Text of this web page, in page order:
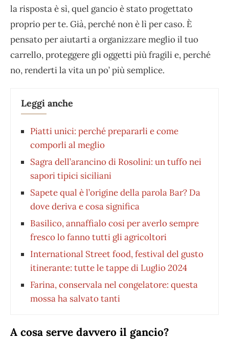
la risposta è sì, quel gancio è stato progettato
proprio per te. Già, perché non è lì per caso. È
pensato per aiutarti a organizzare meglio il tuo
carrello, proteggere gli oggetti più fragili e, perché
no, renderti la vita un po’ più semplice.
Leggi anche
Piatti unici: perché prepararli e come
comporli al meglio
Sagra dell’arancino di Rosolini: un tuffo nei
sapori tipici siciliani
Sapete qual è l’origine della parola Bar? Da
dove deriva e cosa significa
Basilico, annaffialo cosi per averlo sempre
fresco lo fanno tutti gli agricoltori
International Street food, festival del gusto
itinerante: tutte le tappe di Luglio 2024
Farina, conservala nel congelatore: questa
mossa ha salvato tanti
A cosa serve davvero il gancio?